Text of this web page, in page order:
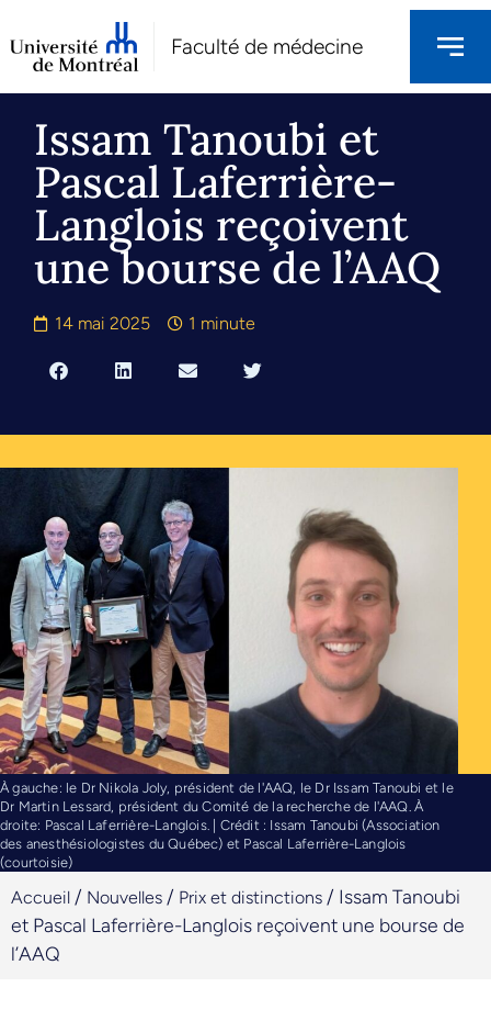
Faculté de médecine
Issam Tanoubi et
Pascal Laferrière-
Langlois reçoivent
une bourse de l’AAQ
14 mai 2025 1 minute
À gauche: le Dr Nikola Joly, président de l'AAQ, le Dr Issam Tanoubi et le
Dr Martin Lessard, président du Comité de la recherche de l'AAQ. À
droite: Pascal Laferrière-Langlois. | Crédit : Issam Tanoubi (Association
des anesthésiologistes du Québec) et Pascal Laferrière-Langlois
(courtoisie)
Accueil / Nouvelles / Prix et distinctions / Issam Tanoubi
et Pascal Laferrière-Langlois reçoivent une bourse de
l’AAQ